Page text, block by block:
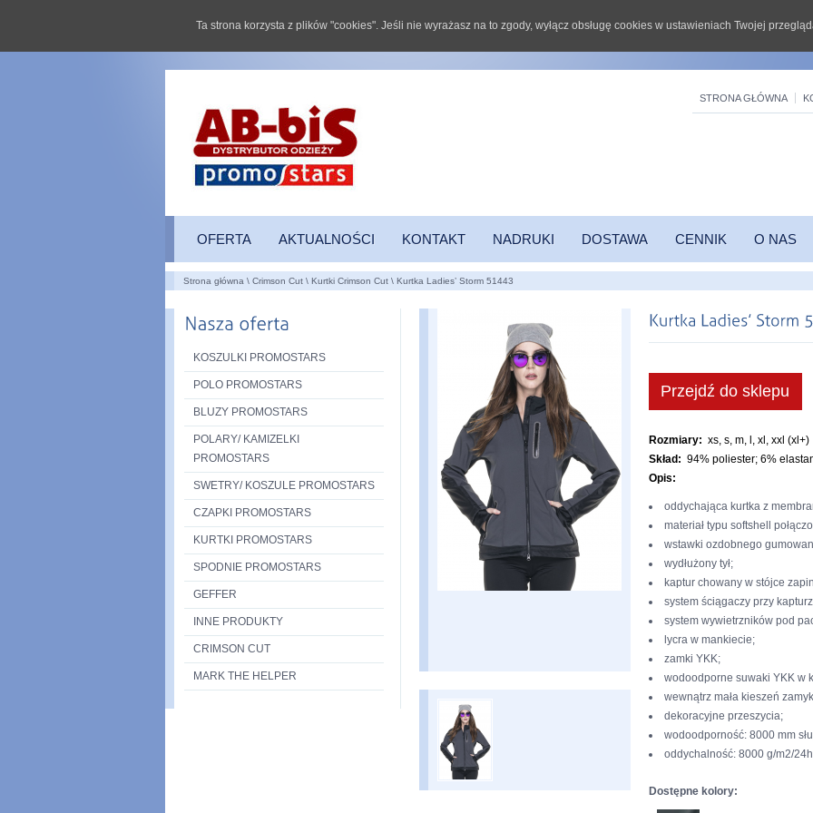
STRONA GŁÓWNA
OFERTA AKTUALNOŚCI KONTAKT NADRUKI DOSTAWA CENNIK O NAS
Strona główna \ Crimson Cut \ Kurtki Crimson Cut \ Kurtka Ladies’ Storm 51443
Przejdź do sklepu
Rozmiary: xs, s, m, l, xl, xxl (xl+)
Skład: 94% poliester; 6%
Opis:
oddychająca kurtka z
materiał typu softshell
wstawki ozdobnego
wydłużony tył;
kaptur chowany w stójce
system ściągaczy przy
system wywietrzników pod
lycra w mankiecie;
zamki YKK;
wodoodporne suwaki YKK w
wewnątrz mała kieszeń
dekoracyjne przeszycia;
wodoodporność: 8000 mm
oddychalność: 8000 g/m2/24h
Dostępne kolory:
KOSZULKI PROMOSTARS
POLO PROMOSTARS
BLUZY PROMOSTARS
POLARY/ KAMIZELKI
PROMOSTARS
SWETRY/ KOSZULE PROMOSTARS
CZAPKI PROMOSTARS
KURTKI PROMOSTARS
SPODNIE PROMOSTARS
GEFFER
INNE PRODUKTY
CRIMSON CUT
MARK THE HELPER
Ta strona korzysta z plików "cookies". Jeśli nie wyrażasz na to zgody, wyłącz obsługę cookies w ustawieniach Twojej